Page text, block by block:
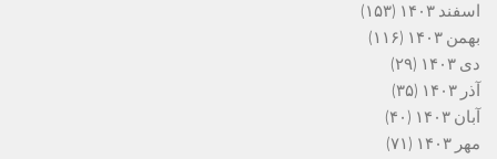
اسفند ۱۴۰۳
(۱۵۳)
بهمن ۱۴۰۳
(۱۱۶)
دی ۱۴۰۳
(۲۹)
آذر ۱۴۰۳
(۳۵)
آبان ۱۴۰۳
(۴۰)
مهر ۱۴۰۳
(۷۱)